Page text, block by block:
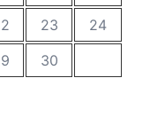
23
24
30